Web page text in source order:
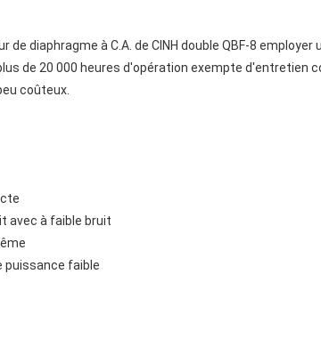
de diaphragme à C.A. de CINH double QBF-8
de 20 000 heures d'opération exempte d'entretien
coûteux.
avec à faible bruit
puissance faible